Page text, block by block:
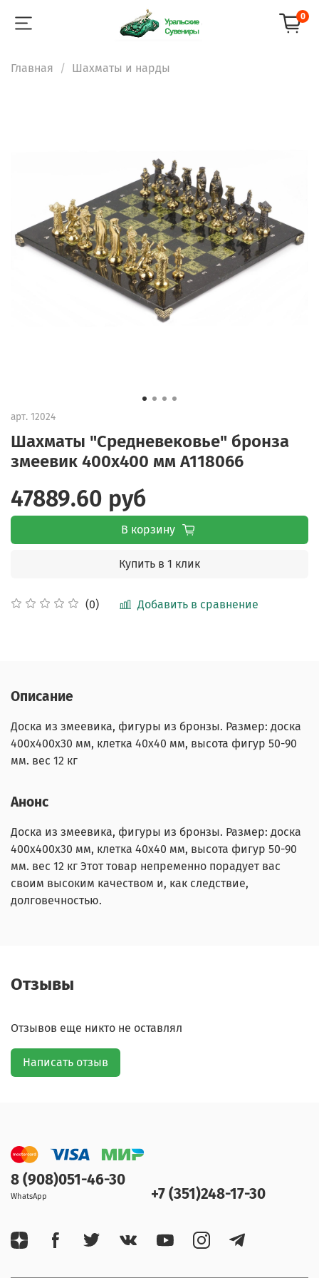
0
Главная Шахматы и нарды
арт. 12024
Шахматы "Средневековье" бронза
змеевик 400х400 мм A118066
(0) Добавить в сравнение
47889.60 руб
В корзину
Купить в 1 клик
Описание
Доска из змеевика, фигуры из бронзы. Размер: доска
400х400х30 мм, клетка 40х40 мм, высота фигур 50-90
мм. вес 12 кг
Анонс
Доска из змеевика, фигуры из бронзы. Размер: доска
400х400х30 мм, клетка 40х40 мм, высота фигур 50-90
мм. вес 12 кг Этот товар непременно порадует вас
своим высоким качеством и, как следствие,
долговечностью.
Отзывы
Отзывов еще никто не оставлял
Написать отзыв
8 (908)051-46-30
WhatsApp +7 (351)248-17-30